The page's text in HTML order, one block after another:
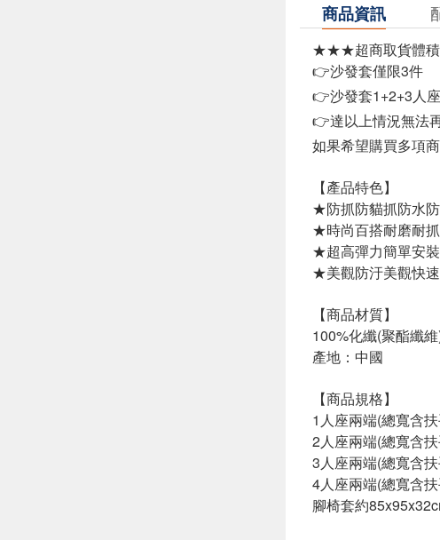
商品資訊
★★★超商取貨體
👉沙發套僅限3件
👉沙發套1+2+3人
👉達以上情況無法
如果希望購買多項
【產品特色】
★防抓防貓抓防水
★時尚百搭耐磨耐抓
★超高彈力簡單安裝
★美觀防汙美觀快
【商品材質】
100%化纖(聚酯纖
產地：中國
【商品規格】
1人座兩端(總寬含
2人座兩端(總寬含
3人座兩端(總寬含
4人座兩端(總寬含
腳椅套約